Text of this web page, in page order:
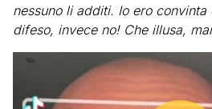
nessuno li additi. Io ero
difeso, invece no! Che illusa,